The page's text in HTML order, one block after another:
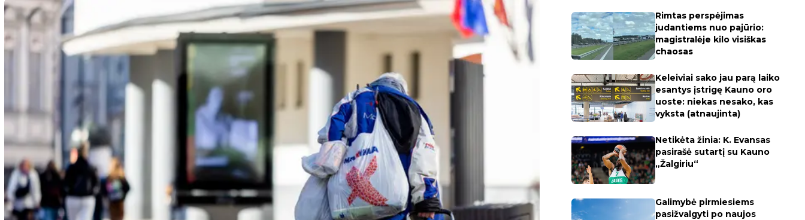
Rimtas perspėjimas
judantiems nuo pajūrio:
magistralėje kilo visiškas
chaosas
Keleiviai sako jau parą laiko
esantys įstrigę Kauno oro
uoste: niekas nesako, kas
vyksta (atnaujinta)
Netikėta žinia: K. Evansas
pasirašė sutartį su Kauno
„Žalgiriu“
Galimybė pirmiesiems
pasižvalgyti po naujos